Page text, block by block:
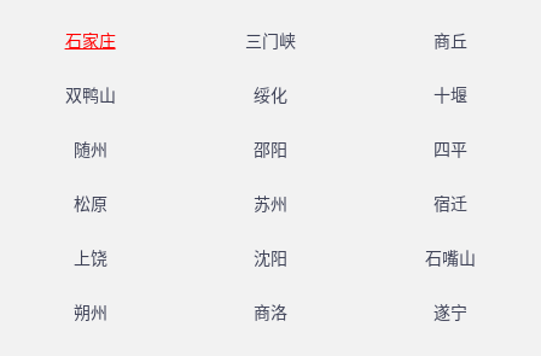
石家庄 三门峡 商丘
双鸭山 绥化 十堰
随州 邵阳 四平
松原 苏州 宿迁
上饶 沈阳 石嘴山
朔州 商洛 遂宁